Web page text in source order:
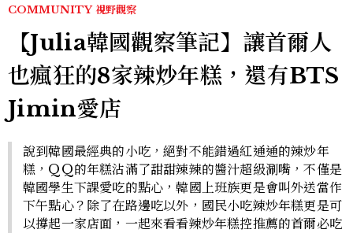
COMMUNITY 視野觀察
【Julia韓國觀察筆記】讓首爾人
也瘋狂的8家辣炒年糕，還有BTS
Jimin愛店
說到韓國最經典的小吃，絕對不能錯過紅通通的辣炒年
糕，QQ的年糕沾滿了甜甜辣辣的醬汁超級涮嘴，不僅是
韓國學生下課愛吃的點心，韓國上班族更是會叫外送當作
下午點心？除了在路邊吃以外，國民小吃辣炒年糕更是可
以撐起一家店面，一起來看看辣炒年糕控推薦的首爾必吃